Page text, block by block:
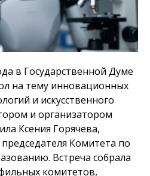
в Государственной Думе
на тему инновационных
и искусственного
и организатором
Ксения Горячева,
Комитета по
Встреча собрала
комитетов,